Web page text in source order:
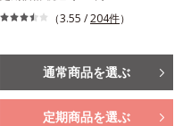
（3.55 /204件）
通常商品を選ぶ
定期商品を選ぶ